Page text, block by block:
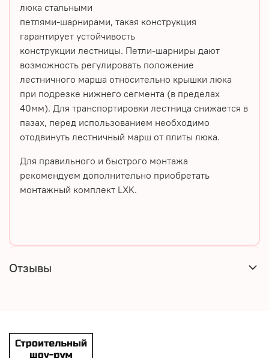
люка стальными
петлями-шарнирами, такая конструкция
гарантирует устойчивость
конструкции лестницы. Петли-шарниры дают
возможность регулировать положение
лестничного марша относительно крышки люка
при подрезке нижнего сегмента (в пределах
40мм). Для транспортировки лестница снижается в
пазах, перед использованием необходимо
отодвинуть лестничный марш от плиты люка.
Для правильного и быстрого монтажа
рекомендуем дополнительно приобретать
монтажный комплект LXK.
Отзывы